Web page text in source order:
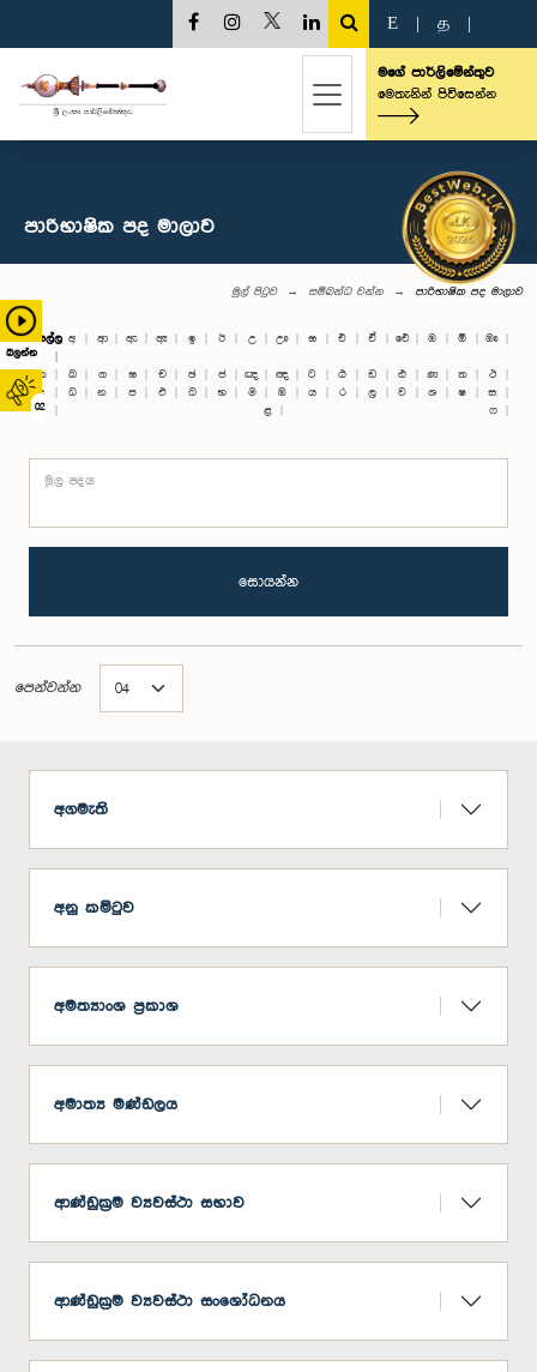
බලන්න
02
E த
මගේ පාර්ලිමේන්තුව
මෙතැනින් පිවිසෙන්න
පාරිභාෂික පද මාලාව
මුල් පිටුව සම්බන්ධ වන්න පාරිභාෂික පද මාලාව
සියල්ල අ ආ ඇ ඈ ඉ ඊ උ ඌ ඝ එ ඒ ඓ ඔ ඕ ඖ
ක ඛ ග ඝ ච ඡ ජ ඤ ඥ ට ඨ ඩ ඪ ණ ත
ථ
ද
ධ න ප ඵ බ භ ම ඹ ය ර ල ව ශ ෂ
ස
හ
ළ ෆ
මූල පදය
සොයන්න
පෙන්වන්න
අගමැති
අනු කමිටුව
අමත්‍යාංශ ප්‍රකාශ
අමාත්‍ය මණ්ඩලය
ආණ්ඩුක්‍රම ව්‍යවස්ථා සභාව
ආණ්ඩුක්‍රම ව්‍යවස්ථා සංශෝධනය